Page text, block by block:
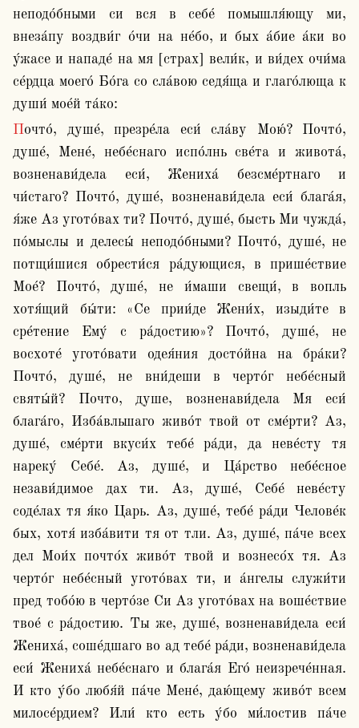
неподо́бными си вся в себе́ помышля́ющу ми,
внеза́пу воздви́г о́чи на не́бо, и бых а́бие а́ки во
у́жасе и нападе́ на мя [страх] вели́к, и ви́дех очи́ма
се́рдца моего́ Бо́га со сла́вою седя́ща и глаго́люща к
души́ мое́й та́ко:
Почто́, душе́, презре́ла еси́ сла́ву Мою́? Почто́,
душе́, Мене́, небе́снаго испо́лнь све́та и живота́,
возненави́дела еси́, Жениха́ безсме́ртнаго и
чи́стаго? Почто́, душе́, возненави́дела еси́ блага́я,
я́же Аз угото́вах ти? Почто́, душе́, бысть Ми чужда́,
по́мыслы и делесы́ неподо́бными? Почто́, душе́, не
потщи́шися обрести́ся ра́дующися, в прише́ствие
Мое́? Почто́, душе́, не и́маши свещи́, в вопль
хотя́щий бы́ти: «Се прии́де Жени́х, изыди́те в
сре́тение Ему́ с ра́достию»? Почто́, душе́, не
восхоте́ угото́вати одея́ния досто́йна на бра́ки?
Почто́, душе́, не вни́деши в черто́г небе́сный
святы́й? Почто, душе, возненави́дела Мя еси́
блага́го, Изба́вльшаго живо́т твой от сме́рти? Аз,
душе́, сме́рти вкуси́х тебе́ ра́ди, да неве́сту тя
нареку́ Себе́. Аз, душе́, и Ца́рство небе́сное
незави́димое дах ти. Аз, душе́, Себе́ неве́сту
соде́лах тя я́ко Царь. Аз, душе́, тебе́ ра́ди Челове́к
бых, хотя́ изба́вити тя от тли. Аз, душе́, па́че всех
дел Мои́х почто́х живо́т твой и вознесо́х тя. Аз
черто́г небе́сный угото́вах ти, и а́нгелы служи́ти
пред тобо́ю в черто́зе Си Аз угото́вах на воше́ствие
твое́ с ра́достию. Ты же, душе́, возненави́дела еси́
Жениха́, соше́дшаго во ад тебе́ ра́ди, возненави́дела
еси́ Жениха́ небе́снаго и блага́я Его́ неизрече́нная.
И кто у́бо любя́й па́че Мене́, даю́щему живо́т всем
милосе́рдием? Или́ кто есть у́бо ми́лостив па́че